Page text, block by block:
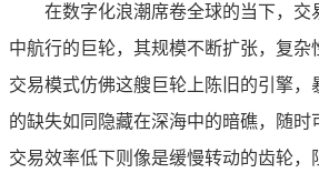
在数字化浪潮席卷全球的当下，交
中航行的巨轮，其规模不断扩张，复杂
交易模式仿佛这艘巨轮上陈旧的引擎，
的缺失如同隐藏在深海中的暗礁，随时
交易效率低下则像是缓慢转动的齿轮，